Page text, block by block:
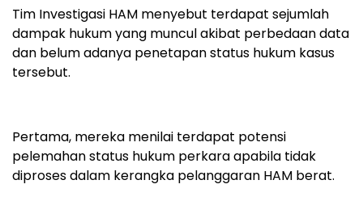
Tim Investigasi HAM menyebut terdapat sejumlah
dampak hukum yang muncul akibat perbedaan data
dan belum adanya penetapan status hukum kasus
tersebut.
Pertama, mereka menilai terdapat potensi
pelemahan status hukum perkara apabila tidak
diproses dalam kerangka pelanggaran HAM berat.